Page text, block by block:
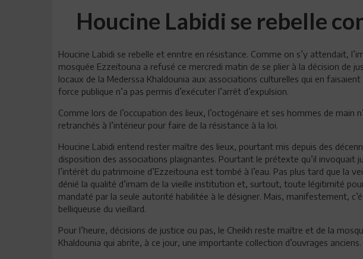
Houcine Labidi se rebelle
Houcine Labidi se rebelle et enntre en résistance. Comme on s’y attendait,
mosquée Ezzeitouna a refusé ce mercredi matin de se plier à la décision de
locaux de la Mederssa Khaldounia aux associations culturelles qui en
force publique n’a pas permis d’exécuter l’arrêt d’expulsion.
Comme lors de l’occupation des lieux, l’octogénaire et ses hommes de main
retranchés à l’intérieur pour faire de la résistance à la loi.
Houcine Labidi entend rester maître des lieux, pourtant mis depuis des
disposition des associations plaignantes. Pourtant le prétexte qu’il invoquait
l’intérêt du patrimoine d’Ezzeitouna est tombé à l’eau. Pas plus tard que la
dénié la qualité d’imam de la vieille institution et, surtout, toute légitimité
mandaté par la seule autorité habilitée à le désigner. Mais, manifestement,
belliqueuse du vieillard.
Pour l’heure, décisions de justice ou pas, le Cheikh reste maître et de la
Khaldounia qui abrite, à ce jour, une importante collection d’ouvrages anciens.